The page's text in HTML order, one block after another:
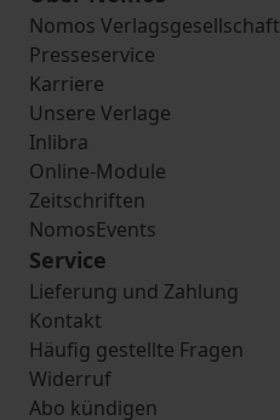
Nomos Verlagsgesellschaft
Presseservice
Karriere
Unsere Verlage
Inlibra
Online-Module
Zeitschriften
NomosEvents
Service
Lieferung und Zahlung
Kontakt
Häufig gestellte Fragen
Widerruf
Abo kündigen